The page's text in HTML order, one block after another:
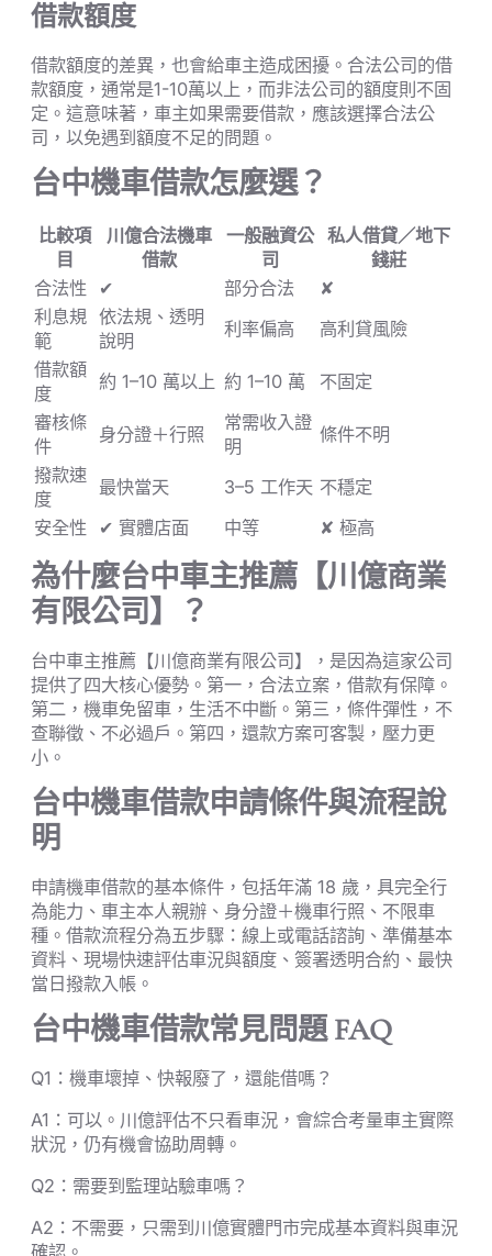
借款額度
借款額度的差異，也會給車主造成困擾。合法公司的借
款額度，通常是1-10萬以上，而非法公司的額度則不固
定。這意味著，車主如果需要借款，應該選擇合法公
司，以免遇到額度不足的問題。
台中機車借款怎麼選？
比較項
目
川億合法機車
借款
一般融資公
司
私人借貸／地下
錢莊
合法性
✔ 部分合法
✘
利息規
範
依法規、透明
說明
利率偏高
高利貸風險
借款額
度
約 1–10 萬以上 約 1–10 萬
不固定
審核條
件
身分證＋行照
常需收入證
明
條件不明
撥款速
度
最快當天 3–5 工作天 不穩定
安全性
✔ 實體店面 中等 ✘ 極高
為什麼台中車主推薦【川億商業
有限公司】？
台中車主推薦【川億商業有限公司】，是因為這家公司
提供了四大核心優勢。第一，合法立案，借款有保障。
第二，機車免留車，生活不中斷。第三，條件彈性，不
查聯徵、不必過戶。第四，還款方案可客製，壓力更
小。
台中機車借款申請條件與流程說
明
申請機車借款的基本條件，包括年滿 18 歲，具完全行
為能力、車主本人親辦、身分證＋機車行照、不限車
種。借款流程分為五步驟：線上或電話諮詢、準備基本
資料、現場快速評估車況與額度、簽署透明合約、最快
當日撥款入帳。
台中機車借款常見問題 FAQ
Q1：機車壞掉、快報廢了，還能借嗎？
A1：可以。川億評估不只看車況，會綜合考量車主實際
狀況，仍有機會協助周轉。
Q2：需要到監理站驗車嗎？
A2：不需要，只需到川億實體門市完成基本資料與車況